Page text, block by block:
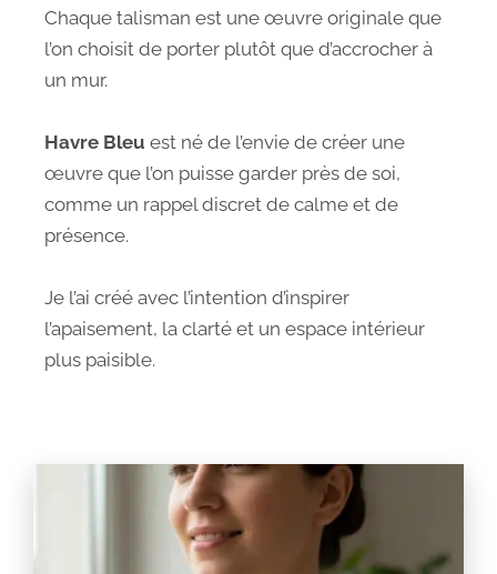
Chaque talisman est une œuvre originale que
l’on choisit de porter plutôt que d’accrocher à
un mur.
Havre Bleu est né de l’envie de créer une
œuvre que l’on puisse garder près de soi,
comme un rappel discret de calme et de
présence.
Je l’ai créé avec l’intention d’inspirer
l’apaisement, la clarté et un espace intérieur
plus paisible.